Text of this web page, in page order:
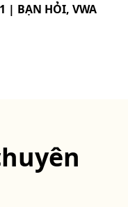
| BẠN HỎI, VWA